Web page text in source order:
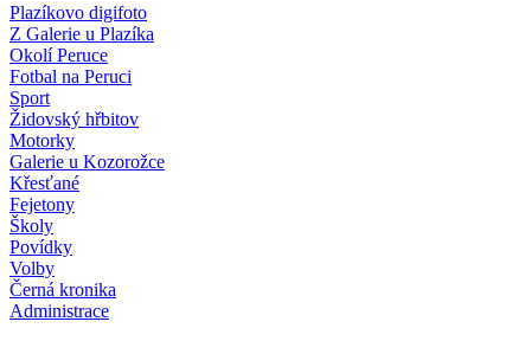
Plazíkovo digifoto
Z Galerie u Plazíka
Okolí Peruce
Fotbal na Peruci
Sport
Židovský hřbitov
Motorky
Galerie u Kozorožce
Křesťané
Fejetony
Školy
Povídky
Volby
Černá kronika
Administrace